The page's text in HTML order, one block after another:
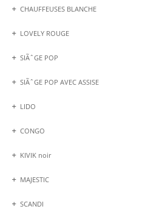
CHAUFFEUSES BLANCHE
LOVELY ROUGE
SIÃˆGE POP
SIÃˆGE POP AVEC ASSISE
LIDO
CONGO
KIVIK noir
MAJESTIC
SCANDI